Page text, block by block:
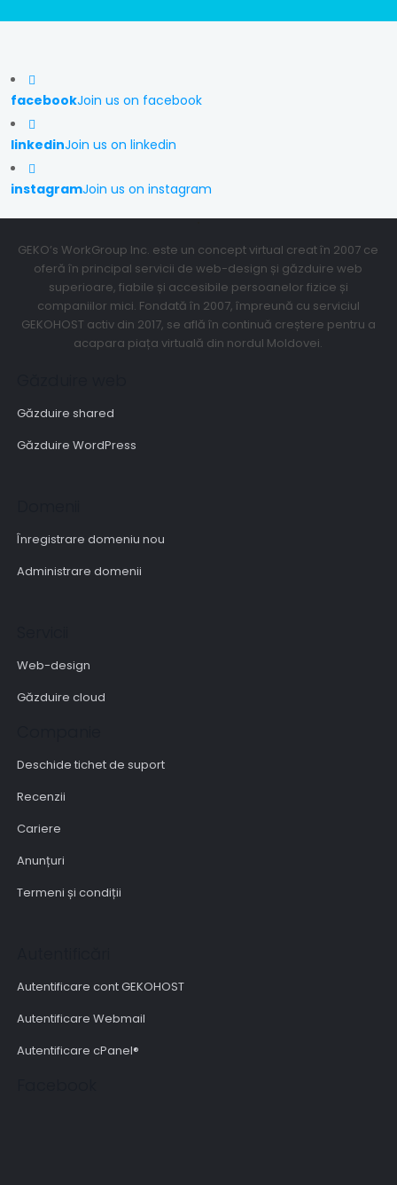
facebookJoin us on facebook
linkedinJoin us on linkedin
instagramJoin us on instagram
GEKO’s WorkGroup Inc. este un concept virtual creat în 2007 ce
oferă în principal servicii de web-design și găzduire web
superioare, fiabile și accesibile persoanelor fizice și
companiilor mici. Fondată în 2007, împreună cu serviciul
GEKOHOST activ din 2017, se află în continuă creștere pentru a
acapara piața virtuală din nordul Moldovei.
Găzduire shared
Găzduire WordPress
Înregistrare domeniu nou
Administrare domenii
Web-design
Găzduire cloud
Deschide tichet de suport
Recenzii
Cariere
Anunțuri
Termeni și condiții
Autentificare cont GEKOHOST
Autentificare Webmail
Autentificare cPanel®